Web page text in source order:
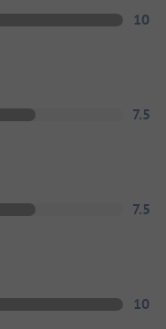
10
7.5
7.5
10